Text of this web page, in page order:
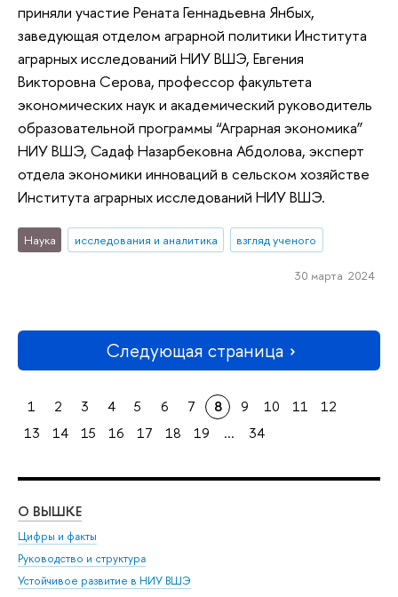
приняли участие Рената Геннадьевна Янбых,
заведующая отделом аграрной политики Института
аграрных исследований НИУ ВШЭ, Евгения
Викторовна Серова, профессор факультета
экономических наук и академический руководитель
образовательной программы “Аграрная экономика”
НИУ ВШЭ, Садаф Назарбековна Абдолова, эксперт
отдела экономики инноваций в сельском хозяйстве
Института аграрных исследований НИУ ВШЭ.
Наука исследования и аналитика взгляд ученого
30 марта 2024
Следующая страница
1 2 3 4 5 6 7 8 9 10 11
12
13
14 15 16 17 18 19 ... 34
О ВЫШКЕ
Цифры и факты
Руководство и структура
Устойчивое развитие в НИУ ВШЭ